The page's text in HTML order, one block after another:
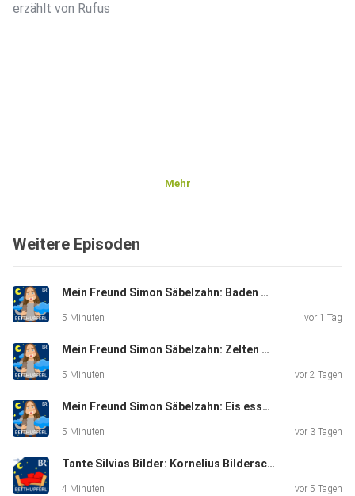
erzählt von Rufus
Mehr
Weitere Episoden
Mein Freund Simon Säbelzahn: Baden gehen | Eine Gute-Nacht-Geschichte ab 5 Jahren
5 Minuten vor 1 Tag
Mein Freund Simon Säbelzahn: Zelten gehen | Eine Gute-Nacht-Geschichte ab 5 Jahren
5 Minuten vor 2 Tagen
Mein Freund Simon Säbelzahn: Eis essen | Eine Gute-Nacht-Geschichte ab 5 Jahren
5 Minuten vor 3 Tagen
Tante Silvias Bilder: Kornelius Bilderschreck | Eine Gute-Nacht-Geschichte ab 5 Jahren / Mundart Oberfranken
4 Minuten vor 5 Tagen